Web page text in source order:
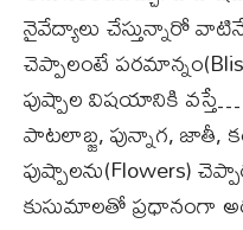
నైవేద్యాలు చేస్తున్నారో
చెప్పాలంటే
పుష్పాల విషయానికి
పాటలాబ్జ, పున్నాగ, జాతీ,
పుష్పాలను(Flowers)
కుసుమాలతో ప్రధానంగా